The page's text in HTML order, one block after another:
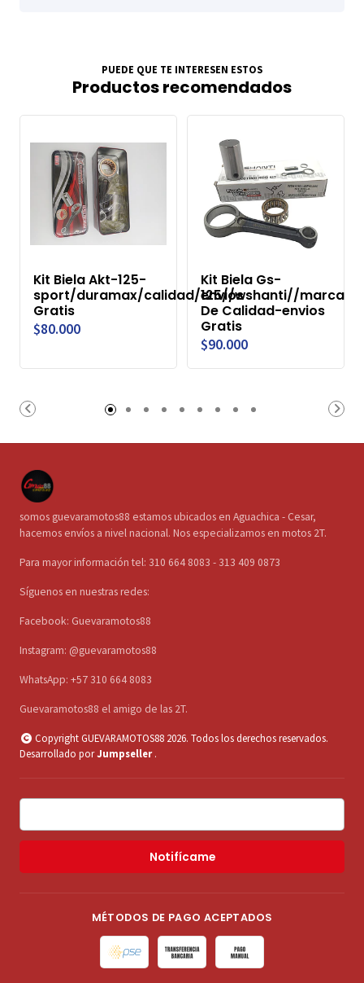
PUEDE QUE TE INTERESEN ESTOS
Productos recomendados
Kit Biela Akt-125-
sport/duramax/calidad/envios
Gratis
$80.000
Kit Biela Gs-
125//wshanti//marca
De Calidad-envios
Gratis
$90.000
somos guevaramotos88 estamos ubicados en Aguachica - Cesar,
hacemos envíos a nivel nacional. Nos especializamos en motos 2T.
Para mayor información tel: 310 664 8083 - 313 409 0873
Síguenos en nuestras redes:
Facebook: Guevaramotos88
Instagram: @guevaramotos88
WhatsApp: +57 310 664 8083
Guevaramotos88 el amigo de las 2T.
Copyright GUEVARAMOTOS88 2026. Todos los derechos reservados.
Desarrollado porJumpseller .
Notifícame
MÉTODOS DE PAGO ACEPTADOS